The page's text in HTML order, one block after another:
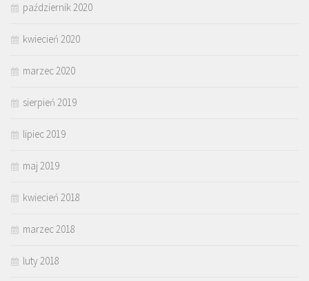
październik 2020
kwiecień 2020
marzec 2020
sierpień 2019
lipiec 2019
maj 2019
kwiecień 2018
marzec 2018
luty 2018